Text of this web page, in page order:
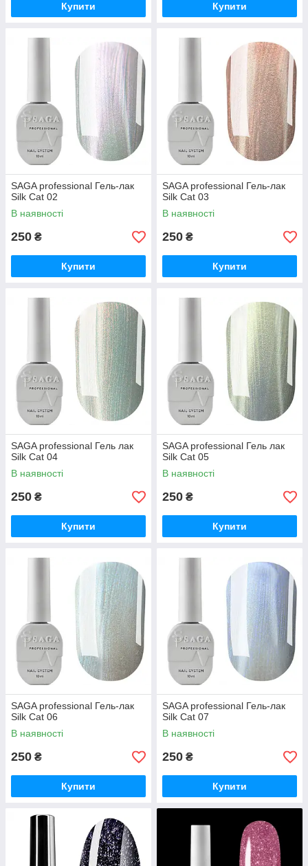
Купити Купити
SAGA professional Гель-лак
Silk Cat 02
В наявності
250 ₴
Купити
SAGA professional Гель-лак
Silk Cat 03
В наявності
250 ₴
Купити
SAGA professional Гель лак
Silk Cat 04
В наявності
250 ₴
Купити
SAGA professional Гель лак
Silk Cat 05
В наявності
250 ₴
Купити
SAGA professional Гель-лак
Silk Cat 06
В наявності
250 ₴
Купити
SAGA professional Гель-лак
Silk Cat 07
В наявності
250 ₴
Купити